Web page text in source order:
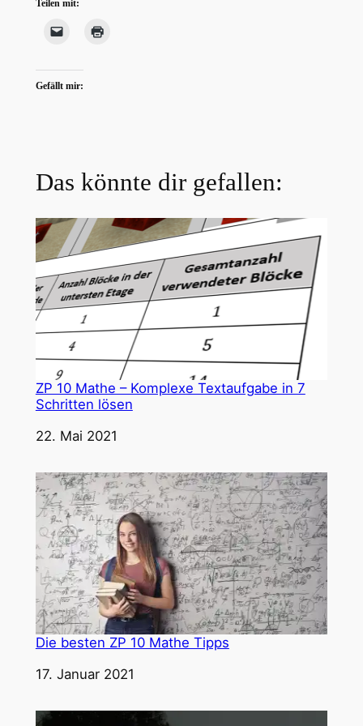
Teilen mit:
Gefällt mir:
Das könnte dir gefallen:
ZP 10 Mathe – Komplexe Textaufgabe in 7
Schritten lösen
Datum
22. Mai 2021
Die besten ZP 10 Mathe Tipps
Datum
17. Januar 2021